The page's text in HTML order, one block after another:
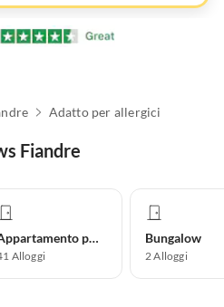
Adatto per allergici
Fiandre
Appartamento per vacanze
Alloggi
Bungalow
2Alloggi